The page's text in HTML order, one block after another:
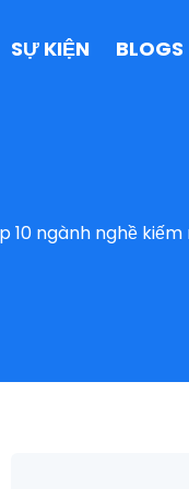
SỰ KIỆN BLOGS
10 ngành nghề